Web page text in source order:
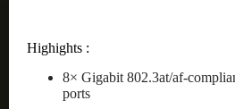
Highights :
8× Gigabit 802.3at/af-
ports